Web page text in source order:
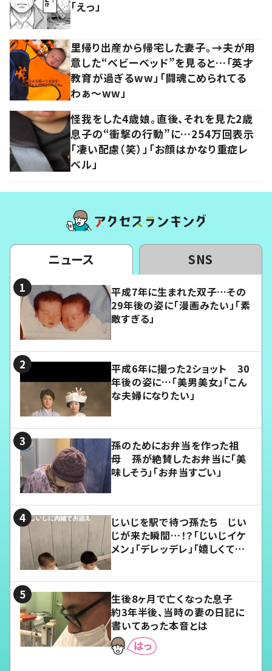
「えっ」
里帰り出産から帰宅した妻子。→夫が用
意した“ベビーベッド”を見ると…「英才
教育が過ぎるww」「闘魂こめられてる
わぁ～ww」
怪我をした4歳娘。直後、それを見た2歳
息子の“衝撃の行動”に…254万回表示
「凄い配慮（笑）」「お顔はかなり重症レ
ベル」
ニュース SNS
平成7年に生まれた双子…その
29年後の姿に「漫画みたい」「素
敵すぎる」
平成6年に撮った2ショット 30
年後の姿に…「美男美女」「こん
な夫婦になりたい」
孫のためにお弁当を作った祖
母 孫が絶賛したお弁当に「美
味しそう」「お弁当すごい」
じいじを駅で待つ孫たち じい
じが来た瞬間…！？「じいじイケ
メン」「デレッデレ」「嬉しくて可
生後8ヶ月で亡くなった息子
約3年半後、当時の妻の日記に
書いてあった本音とは